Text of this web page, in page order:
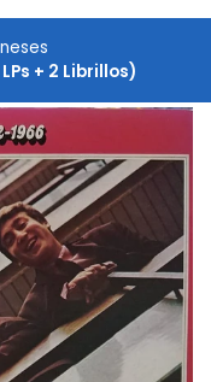
+ 2 Librillos)